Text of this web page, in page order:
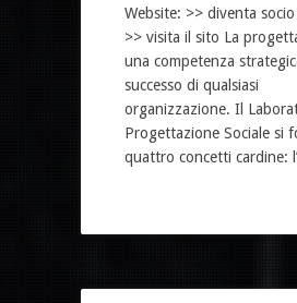
Website: >> diventa
>> visita il sito La
una competenza
successo di qualsiasi
organizzazione. Il
Progettazione Sociale si
quattro concetti cardine: